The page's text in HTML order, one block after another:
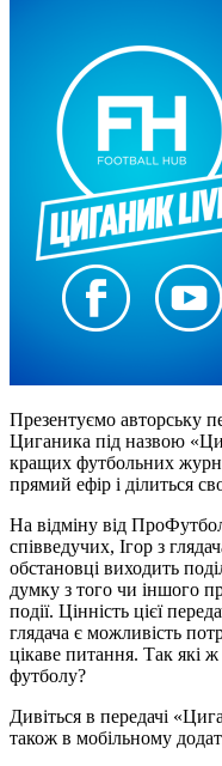
Презентуємо авторську
Циганика під назвою
кращих футбольних
прямий ефір і ділиться
На відміну від
співведучих, Ігор з
обстановці виходить
думку з того чи іншого
події. Цінність цієї
глядача є можливість
цікаве питання. Так які ж
футболу?
Дивіться в передачі
також в мобільному